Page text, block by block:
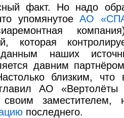
факт. Но надо
упомянутоеАО
которая
наших
давним
близким, что
АО «Вертолёты
заместителем,
последнего.